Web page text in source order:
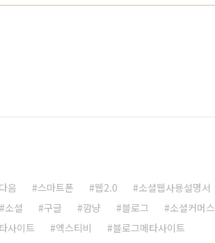
다음 스마트폰 웹2.0
소셜웹사용설명서
소셜 구글 깜냥 블로그
소셜커머스
사이트 엑스티비
블로그메타사이트